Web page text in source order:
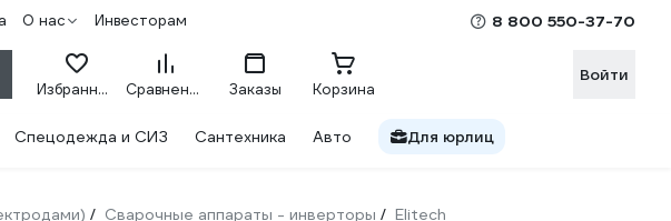
О нас Инвесторам 8 800 550-37-70
Избранное Сравнение Заказы Корзина
Войти
Спецодежда и СИЗ Сантехника Авто Для юрлиц
/ Сварочные аппараты - инверторы / Elitech